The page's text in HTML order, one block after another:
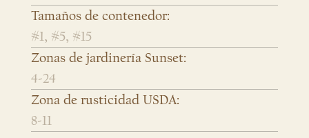
Tamaños de contenedor:
#1, #5, #15
Zonas de jardinería Sunset:
4-24
Zona de rusticidad USDA:
8-11